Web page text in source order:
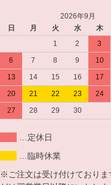
2026年9月
日
月 火 水 木
1
2 3
6
7 8 9 10
13
14 15 16 17
20
21 22 23 24
27
28 29 30
…定休日
…臨時休業
※ご注文は受け付けておりま